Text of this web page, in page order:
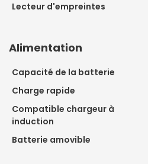
Lecteur d'empreintes
Alimentation
Capacité de la batterie
Charge rapide
Compatible chargeur à
induction
Batterie amovible